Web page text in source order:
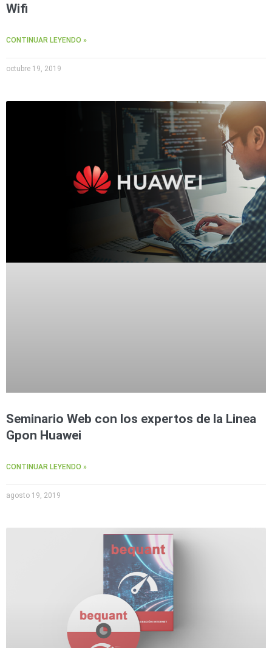
Interfonos
Analógicos
Wifi
CONTINUAR LEYENDO »
octubre 19, 2019
Seminario Web con los expertos de la Linea
Gpon Huawei
CONTINUAR LEYENDO »
agosto 19, 2019